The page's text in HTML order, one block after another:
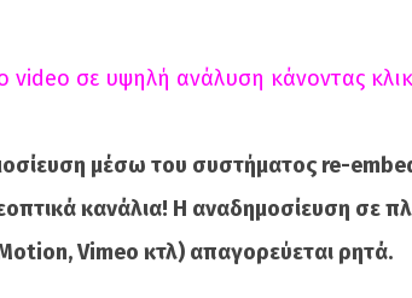
video σε υψηλή ανάλυση κάνοντας
μέσω του συστήματος re-
κανάλια! Η αναδημοσίευση σε
Vimeo κτλ) απαγορεύεται ρητά.